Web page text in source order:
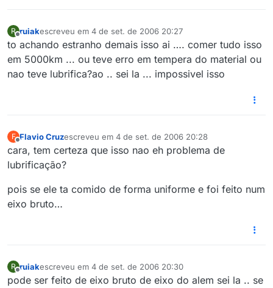
R
Offline
ruiakescreveu em 4 de set. de 2006 20:27
última edição por
to achando estranho demais isso ai …. comer tudo isso
em 5000km ... ou teve erro em tempera do material ou
nao teve lubrifica?ao .. sei la ... impossivel isso
F
Offline
Flavio Cruzescreveu em 4 de set. de 2006 20:28
última edição por
cara, tem certeza que isso nao eh problema de
lubrificação?
pois se ele ta comido de forma uniforme e foi feito num
eixo bruto…
R
Offline
ruiakescreveu em 4 de set. de 2006 20:30
última edição por
pode ser feito de eixo bruto de eixo do alem sei la .. se